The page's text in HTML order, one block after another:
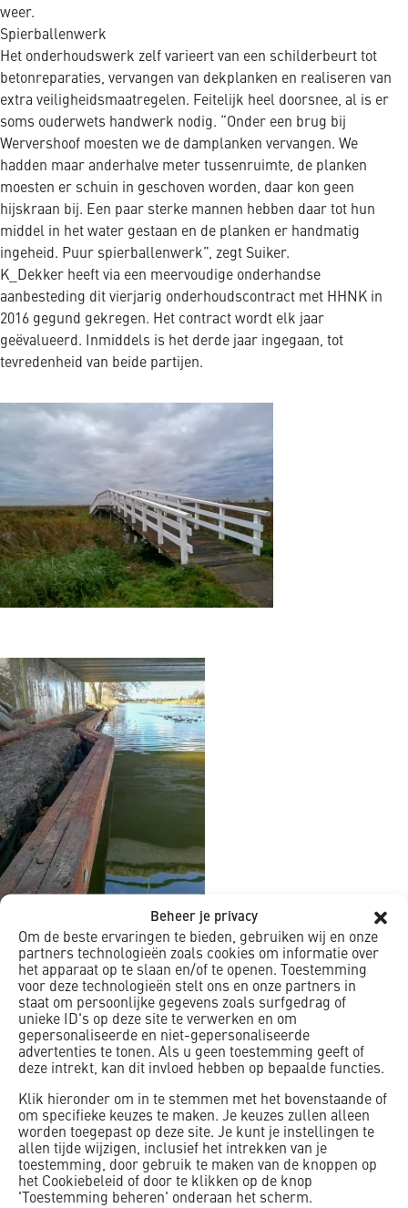
Beheer je privacy
Om de beste ervaringen te bieden, gebruiken wij en onze
partners technologieën zoals cookies om informatie over
het apparaat op te slaan en/of te openen. Toestemming
voor deze technologieën stelt ons en onze partners in
staat om persoonlijke gegevens zoals surfgedrag of
unieke ID's op deze site te verwerken en om
gepersonaliseerde en niet-gepersonaliseerde
advertenties te tonen. Als u geen toestemming geeft of
deze intrekt, kan dit invloed hebben op bepaalde functies.
Klik hieronder om in te stemmen met het bovenstaande of
om specifieke keuzes te maken. Je keuzes zullen alleen
worden toegepast op deze site. Je kunt je instellingen te
allen tijde wijzigen, inclusief het intrekken van je
toestemming, door gebruik te maken van de knoppen op
het Cookiebeleid of door te klikken op de knop
'Toestemming beheren' onderaan het scherm.
weer.
Spierballenwerk
Het onderhoudswerk zelf varieert van een schilderbeurt tot
betonreparaties, vervangen van dekplanken en realiseren van
extra veiligheidsmaatregelen. Feitelijk heel doorsnee, al is er
soms ouderwets handwerk nodig. “Onder een brug bij
Wervershoof moesten we de damplanken vervangen. We
hadden maar anderhalve meter tussenruimte, de planken
moesten er schuin in geschoven worden, daar kon geen
hijskraan bij. Een paar sterke mannen hebben daar tot hun
middel in het water gestaan en de planken er handmatig
ingeheid. Puur spierballenwerk”, zegt Suiker.
K_Dekker heeft via een meervoudige onderhandse
aanbesteding dit vierjarig onderhoudscontract met HHNK in
2016 gegund gekregen. Het contract wordt elk jaar
geëvalueerd. Inmiddels is het derde jaar ingegaan, tot
tevredenheid van beide partijen.